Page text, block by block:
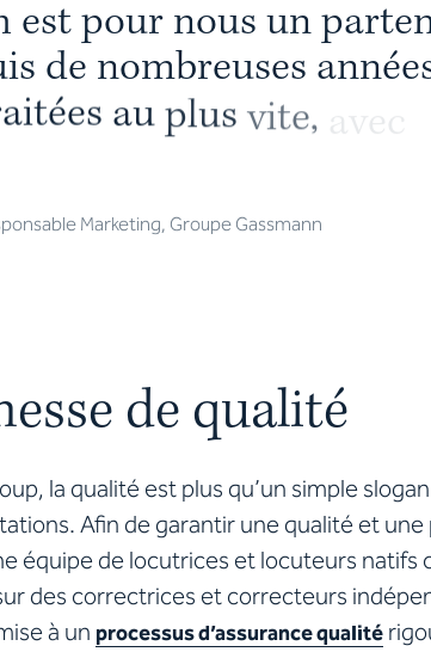
est pour nous un parte
is de nombreuses année
aitées au plus vite,
Marketing, Groupe Gassmann
de qualité
la qualité est plus qu’un simple slogan
Afin de garantir une qualité et une
équipe de locutrices et locuteurs natifs
des correctrices et correcteurs
à un processus d’assurance qualité